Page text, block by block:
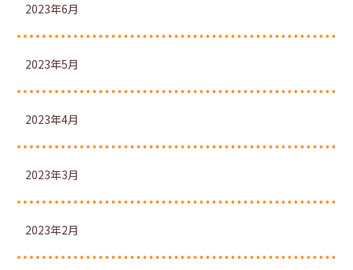
2023年6月
2023年5月
2023年4月
2023年3月
2023年2月